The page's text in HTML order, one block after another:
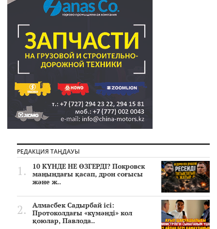
РЕДАКЦИЯ ТАҢДАУЫ
10 КҮНДЕ НЕ ӨЗГЕРДІ? Покровск
маңындағы қасап, дрон соғысы
және ж..
Алмасбек Садырбай ісі:
Протоколдағы «күмәнді» кол
қоюлар, Павлода..